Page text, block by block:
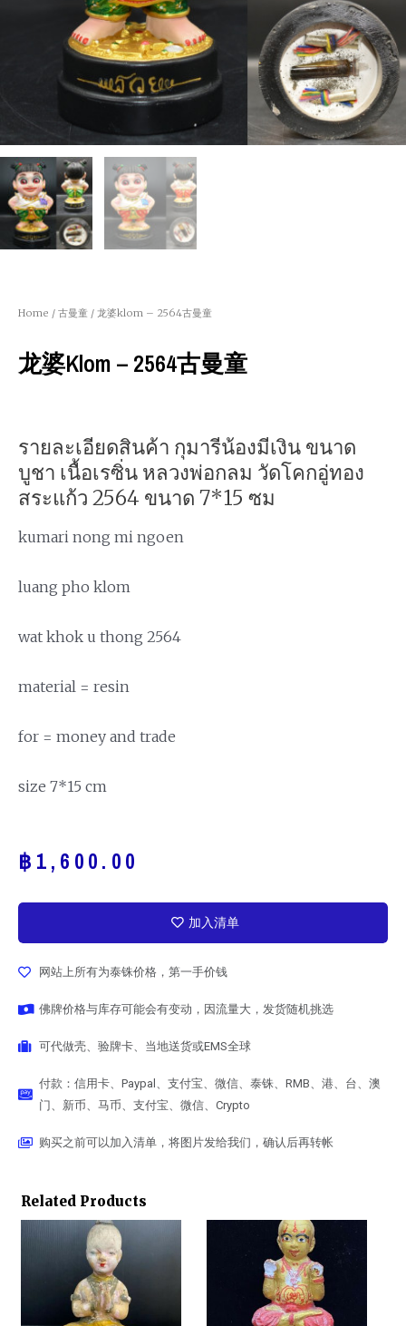
Home / 古曼童 / 龙婆klom – 2564古曼童
龙婆klom – 2564古曼童
รายละเอียดสินค้า กุมารีน้องมีเงิน ขนาด
บูชา เนื้อเรซิ่น หลวงพ่อกลม วัดโคกอู่ทอง
สระแก้ว 2564 ขนาด 7*15 ซม
kumari nong mi ngoen
luang pho klom
wat khok u thong 2564
material = resin
for = money and trade
size 7*15 cm
฿ 1,600.00
加入清单
网站上所有为泰铢价格，第一手价钱
佛牌价格与库存可能会有变动，因流量大，发货随机挑选
可代做壳、验牌卡、当地送货或EMS全球
付款：信用卡、Paypal、支付宝、微信、泰铢、RMB、港、台、澳
门、新币、马币、支付宝、微信、Crypto
购买之前可以加入清单，将图片发给我们，确认后再转帐
Related Products